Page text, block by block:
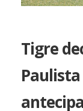
Tigre
Paulista